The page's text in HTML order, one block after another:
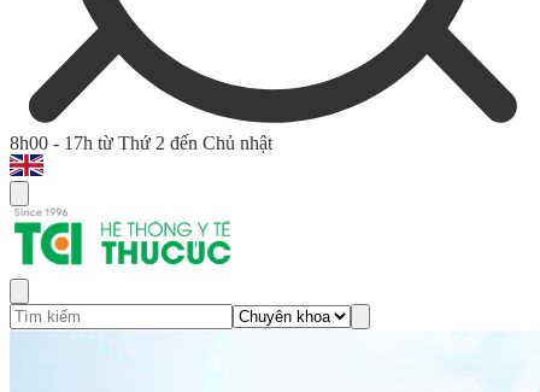
8h00 - 17h từ Thứ 2 đến Chủ nhật